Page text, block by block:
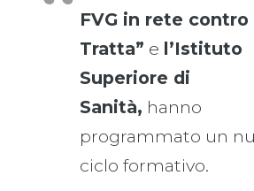
FVG in rete contro
Tratta” e l’Istituto
Superiore di
Sanità, hanno
programmato un
ciclo formativo.